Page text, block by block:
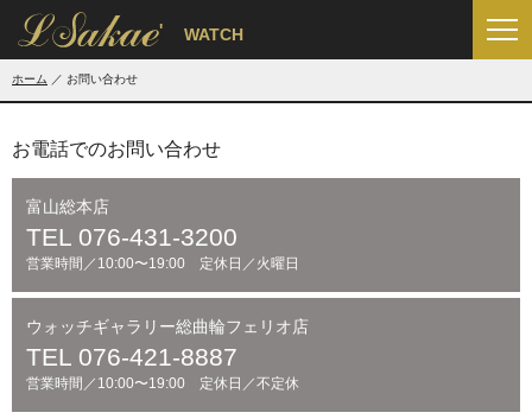
' WATCH
ホーム お問い合わせ
お電話でのお問い合わせ
富山総本店
TEL 076-431-3200
営業時間／10:00〜19:00 定休日／火曜日
ウォッチギャラリー総曲輪フェリオ店
TEL 076-421-8887
営業時間／10:00〜19:00 定休日／不定休